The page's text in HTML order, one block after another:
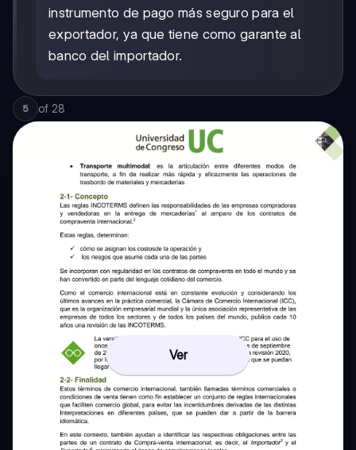
instrumento de pago más seguro para el
exportador, ya que tiene como garante al
banco del importador.
5 of 28
Ver